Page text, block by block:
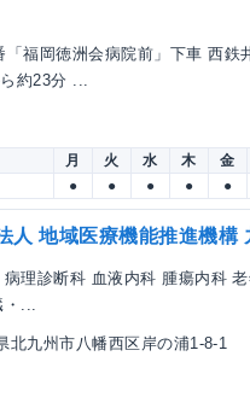
「福岡徳洲会病院前」下車 西鉄
約23分 ...
月 火 水 木 金
● ● ● ● ●
人 地域医療機能推進機構
理診断科 血液内科 腫瘍内科
...
北九州市八幡西区岸の浦1-8-1